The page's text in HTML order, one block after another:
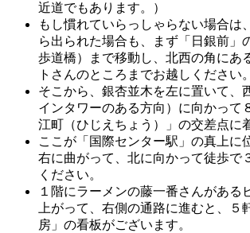
近道でもあります。）
もし慣れていらっしゃらない場合は
ら出られた場合も、まず「日銀前」
歩道橋）まで移動し、北西の角にあ
トさんのところまでお越しください。
そこから、銀杏並木を左に置いて、
インタワーのある方向）に向かって
江町（ひじえちょう）」の交差点に
ここが「国際センター駅」の真上に
右に曲がって、北に向かって徒歩で
ください。
１階にラーメンの藤一番さんがある
上がって、右側の通路に進むと、５
房」の看板がございます。